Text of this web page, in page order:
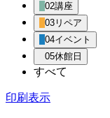
02講座
03リペア
04イベント
05休館日
すべて
印刷表示